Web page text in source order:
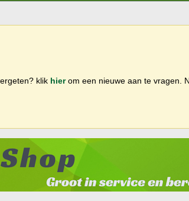
klik hierom een nieuwe aan te vragen.